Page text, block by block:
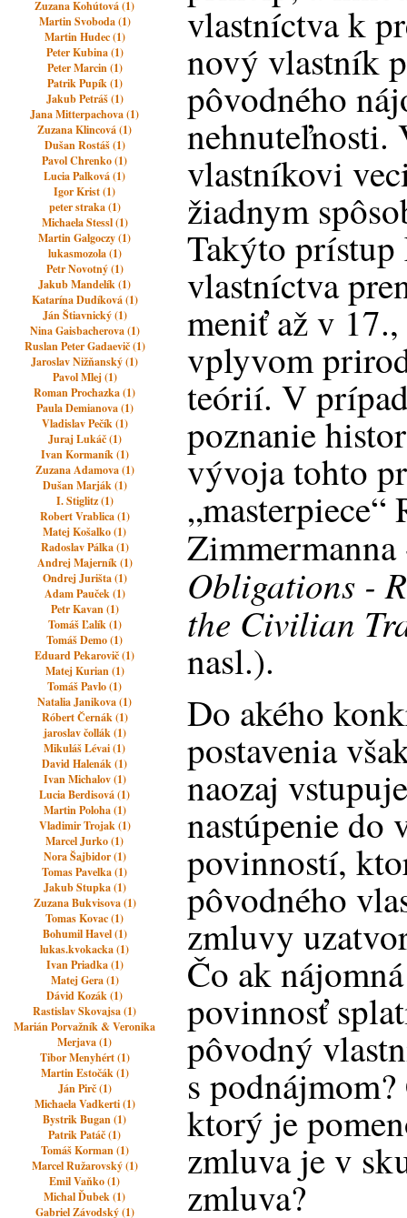
Zuzana Kohútová (1)
Martin Svoboda (1)
Martin Hudec (1)
Peter Kubina (1)
Peter Marcin (1)
Patrik Pupík (1)
Jakub Petráš (1)
Jana Mitterpachova (1)
Zuzana Klincová (1)
Dušan Rostáš (1)
Pavol Chrenko (1)
Lucia Palková (1)
Igor Krist (1)
peter straka (1)
Michaela Stessl (1)
Martin Galgoczy (1)
lukasmozola (1)
Petr Novotný (1)
Jakub Mandelík (1)
Katarína Dudíková (1)
Ján Štiavnický (1)
Nina Gaisbacherova (1)
Ruslan Peter Gadaevič (1)
Jaroslav Nižňanský (1)
Pavol Mlej (1)
Roman Prochazka (1)
Paula Demianova (1)
Vladislav Pečík (1)
Juraj Lukáč (1)
Ivan Kormaník (1)
Zuzana Adamova (1)
Dušan Marják (1)
I. Stiglitz (1)
Robert Vrablica (1)
Matej Košalko (1)
Radoslav Pálka (1)
Andrej Majerník (1)
Ondrej Jurišta (1)
Adam Pauček (1)
Petr Kavan (1)
Tomáš Ľalík (1)
Tomáš Demo (1)
Eduard Pekarovič (1)
Matej Kurian (1)
Tomáš Pavlo (1)
Natalia Janikova (1)
Róbert Černák (1)
jaroslav čollák (1)
Mikuláš Lévai (1)
David Halenák (1)
Ivan Michalov (1)
Lucia Berdisová (1)
Martin Poloha (1)
Vladimir Trojak (1)
Marcel Jurko (1)
Nora Šajbidor (1)
Tomas Pavelka (1)
Jakub Stupka (1)
Zuzana Bukvisova (1)
Tomas Kovac (1)
Bohumil Havel (1)
lukas.kvokacka (1)
Ivan Priadka (1)
Matej Gera (1)
Dávid Kozák (1)
Rastislav Skovajsa (1)
Marián Porvažník & Veronika
Merjava (1)
Tibor Menyhért (1)
Martin Estočák (1)
Ján Pirč (1)
Michaela Vadkerti (1)
Bystrik Bugan (1)
Patrik Patáč (1)
Tomáš Korman (1)
Marcel Ružarovský (1)
Emil Vaňko (1)
Michal Ďubek (1)
Gabriel Závodský (1)
vlastníctva k
nový vlastník
pôvodného
nehnuteľnosti.
vlastníkovi
žiadnym
Takýto prístup
vlastníctva
meniť až v
vplyvom
teórií. V
poznanie
vývoja tohto
„masterpiece“
Obligations -
the Civilian
nasl.).
Do akého
postavenia
naozaj
nastúpenie do
povinností,
pôvodného
zmluvy
Čo ak
povinnosť
pôvodný
s
ktorý je
zmluva je v
zmluva?